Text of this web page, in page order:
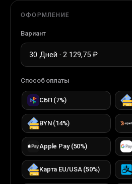
ОФОРМЛЕНИЕ
Вариант
30 Дней · 2 129,75 ₽
Способ оплаты
СБП (7%)
BYN(14%)
Apple Pay(50%)
Карта EU/USA(50%)